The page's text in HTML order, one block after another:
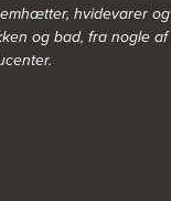
hvidevarer og
og bad, fra nogle af